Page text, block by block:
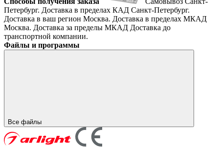
Петербург. Доставка в пределах КАД Санкт-Петербург.
Доставка в ваш регион Москва. Доставка в пределах МКАД
Москва. Доставка за пределы МКАД Доставка до
транспортной компании.
Файлы и программы
Все файлы